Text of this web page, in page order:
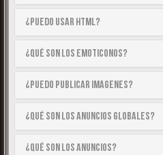
¿Puedo usar HTML?
¿Qué son los emoticonos?
¿Puedo publicar imagenes?
¿Qué son los anuncios globales?
¿Qué son los anuncios?